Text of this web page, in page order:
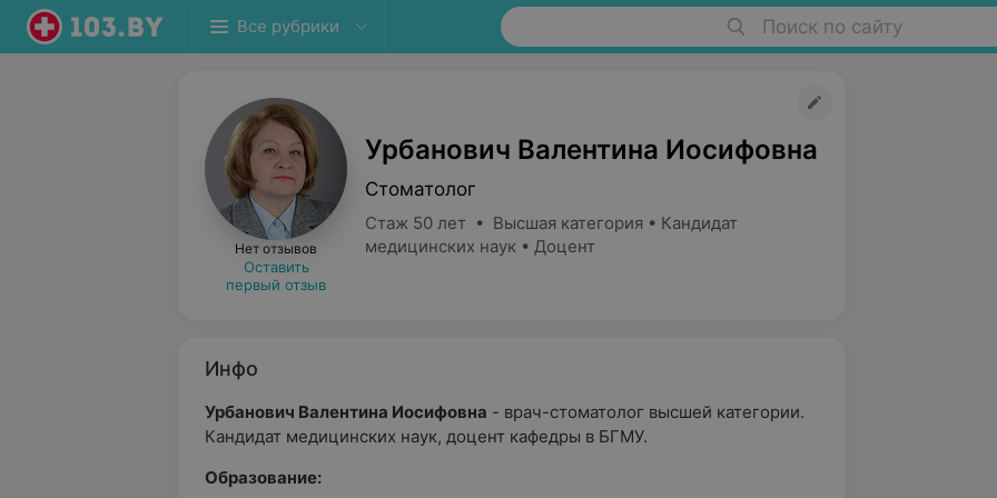
Все рубрики Поиск по сайту
Нет отзывов
Оставить
первый отзыв
Урбанович Валентина Иосифовна
Стоматолог
Стаж 50 лет • Высшая категория • Кандидат
медицинских наук • Доцент
Инфо
Урбанович Валентина Иосифовна - врач-стоматолог высшей категории.
Кандидат медицинских наук, доцент кафедры в БГМУ.
Образование: